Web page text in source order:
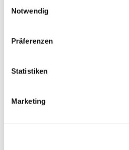
Notwendig
Präferenzen
Statistiken
Marketing
Paul-Gerhardt-
Heino Pietschmann